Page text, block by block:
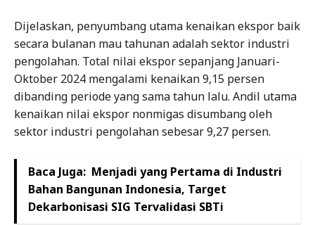
Dijelaskan, penyumbang utama kenaikan ekspor baik
secara bulanan mau tahunan adalah sektor industri
pengolahan. Total nilai ekspor sepanjang Januari-
Oktober 2024 mengalami kenaikan 9,15 persen
dibanding periode yang sama tahun lalu. Andil utama
kenaikan nilai ekspor nonmigas disumbang oleh
sektor industri pengolahan sebesar 9,27 persen.
Baca Juga: Menjadi yang Pertama di Industri
Bahan Bangunan Indonesia, Target
Dekarbonisasi SIG Tervalidasi SBTi